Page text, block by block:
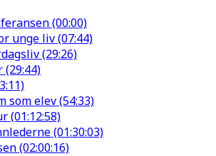
(00:00)
unge liv (07:44)
(29:26)
(29:44)
som elev (54:33)
(01:12:58)
(01:30:03)
(02:00:16)